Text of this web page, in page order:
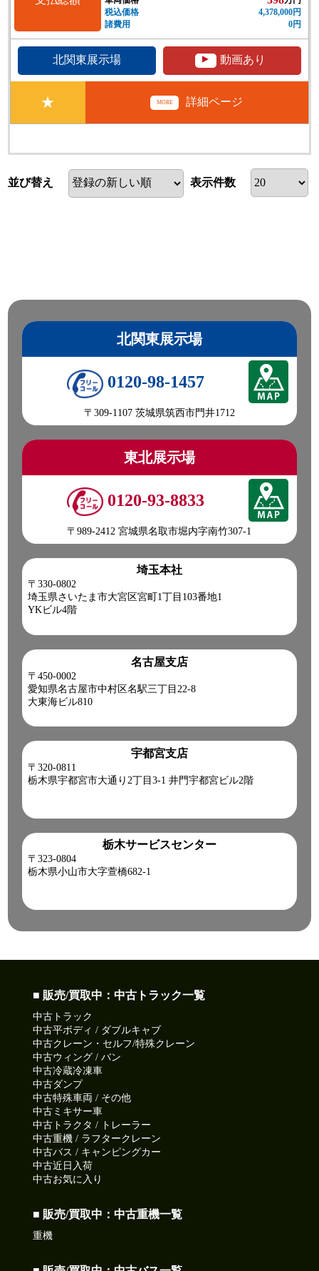
税込価格
4,378,000円
諸費用
0円
北関東展示場 ▲ 動画あり
★ MORE 詳細ページ
並び替え 表示件数
北関東展示場
0120-98-1457
〒309-1107 茨城県筑西市門井1712
東北展示場
0120-93-8833
〒989-2412 宮城県名取市堀内字南竹307-1
埼玉本社
〒330-0802
埼玉県さいたま市大宮区宮町1丁目103番地1
YKビル4階
名古屋支店
〒450-0002
愛知県名古屋市中村区名駅三丁目22-8
大東海ビル810
宇都宮支店
〒320-0811
栃木県宇都宮市大通り2丁目3-1 井門宇都宮ビル2階
栃木サービスセンター
〒323-0804
栃木県小山市大字萱橋682-1
■ 販売/買取中：中古トラック一覧
中古トラック
中古平ボディ / ダブルキャブ
中古クレーン・セルフ/特殊クレーン
中古ウィング / バン
中古冷蔵冷凍車
中古ダンプ
中古特殊車両 / その他
中古ミキサー車
中古トラクタ / トレーラー
中古重機 / ラフタークレーン
中古バス / キャンピングカー
中古近日入荷
中古お気に入り
■ 販売/買取中：中古重機一覧
重機